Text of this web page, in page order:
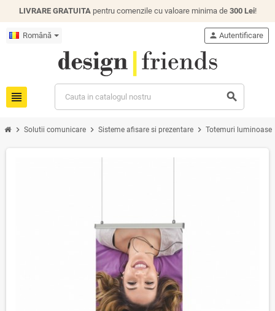
LIVRARE GRATUITApentru comenzile cu valoare minima de 300 Lei!
Română
view_headline search
person Autentificare
chevron_right Solutii comunicare chevron_right Sisteme afisare si prezentare chevron_right Totemuri luminoase